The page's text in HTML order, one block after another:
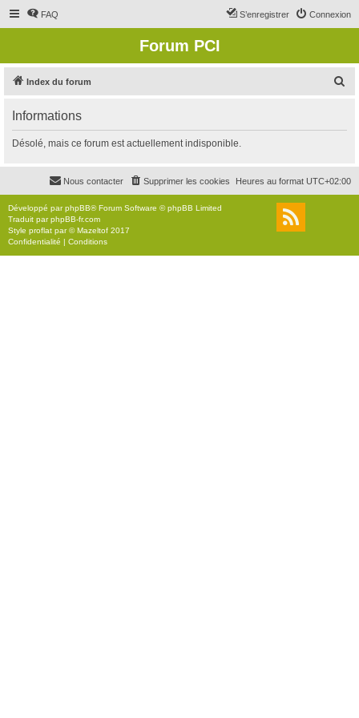
FAQ Connexion
S’enregistrer
Forum PCI
Index du forum
r
c
r
Informations
Désolé, mais ce forum est actuellement indisponible.
Heures au format UTC+02:00
Supprimer les cookies
Nous contacter
Développé parphpBB® Forum Software © phpBB Limited
Traduit parphpBB-fr.com
Style proflat par ©Mazeltof 2017
Confidentialité | Conditions